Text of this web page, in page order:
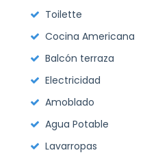
Toilette
Cocina Americana
Balcón terraza
Electricidad
Amoblado
Agua Potable
Lavarropas